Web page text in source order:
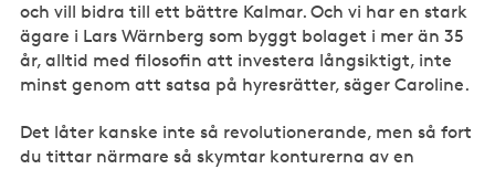
och vill bidra till ett bättre Kalmar. Och vi har en stark
ägare i Lars Wärnberg som byggt bolaget i mer än 35
år, alltid med filosofin att investera långsiktigt, inte
minst genom att satsa på hyresrätter, säger Caroline.
Det låter kanske inte så revolutionerande, men så fort
du tittar närmare så skymtar konturerna av en